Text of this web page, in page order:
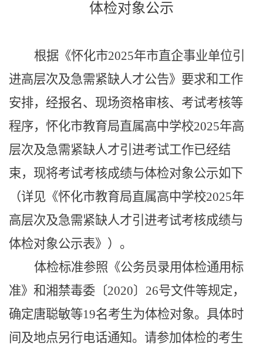
体检对象公示
根据《怀化市2025年市直企事业单位引
进高层次及急需紧缺人才公告》要求和工作
安排，经报名、现场资格审核、考试考核等
程序，怀化市教育局直属高中学校2025年高
层次及急需紧缺人才引进考试工作已经结
束，现将考试考核成绩与体检对象公示如下
（详见《怀化市教育局直属高中学校2025年
高层次及急需紧缺人才引进考试考核成绩与
体检对象公示表》）。
体检标准参照《公务员录用体检通用标
准》和湘禁毒委〔2020〕 26号文件等规定，
确定唐聪敏等19名考生为体检对象。具体时
间及地点另行电话通知。请参加体检的考生